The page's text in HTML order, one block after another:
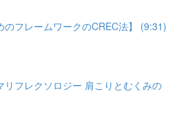
のフレームワークのCREC法】 (9:31)
リフレクソロジー 肩こりとむくみの